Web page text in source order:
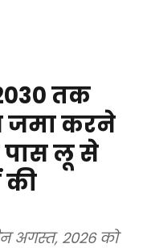
तक
जमा करने
पास लू से
की
अगस्त, 2026 को